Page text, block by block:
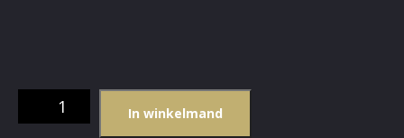
Hamburger
pers
In winkelmand